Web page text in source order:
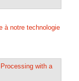
à notre technologie